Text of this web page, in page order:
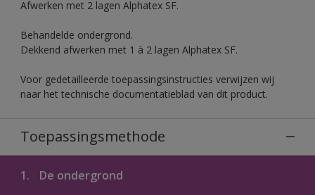
Afwerken met 2 lagen Alphatex SF.
Behandelde ondergrond.
Dekkend afwerken met 1 à 2 lagen Alphatex SF.
Voor gedetailleerde toepassingsinstructies verwijzen wij
naar het technische documentatieblad van dit product.
Toepassingsmethode
1. De ondergrond